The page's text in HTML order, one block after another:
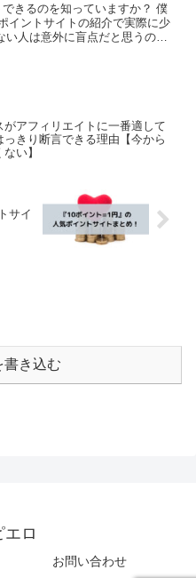
きるのを知っていますか？ 僕
イントサイトの紹介で実際に少
がアフィリエイトに一番適して
っきり断言できる理由【今から
い】
サイ
書き込む
エロ
お問い合わせ